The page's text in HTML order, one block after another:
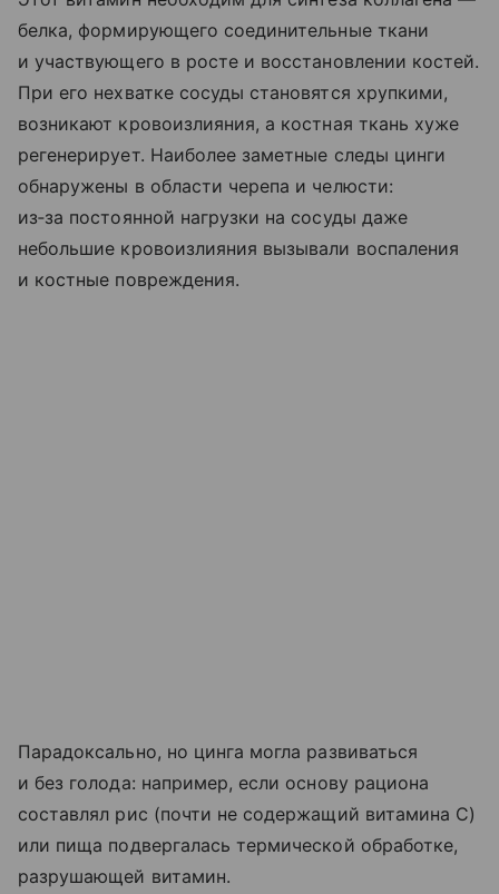
белка, формирующего соединительные ткани
и участвующего в росте и восстановлении костей.
При его нехватке сосуды становятся хрупкими,
возникают кровоизлияния, а костная ткань хуже
регенерирует. Наиболее заметные следы цинги
обнаружены в области черепа и челюсти:
из‑за постоянной нагрузки на сосуды даже
небольшие кровоизлияния вызывали воспаления
и костные повреждения.
Парадоксально, но цинга могла развиваться
и без голода: например, если основу рациона
составлял рис (почти не содержащий витамина С)
или пища подвергалась термической обработке,
разрушающей витамин.